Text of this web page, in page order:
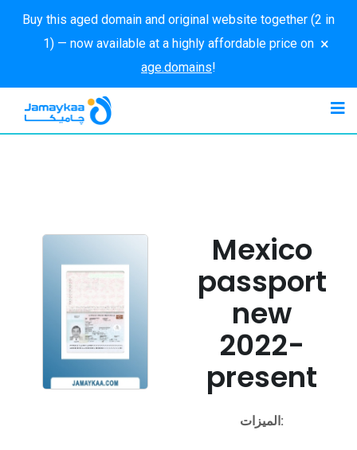
Buy this aged domain and original website together (2 in
1) — now available at a highly affordable price on
age.domains!
×
Mexico
passport
new
2022-
present
الميزات: